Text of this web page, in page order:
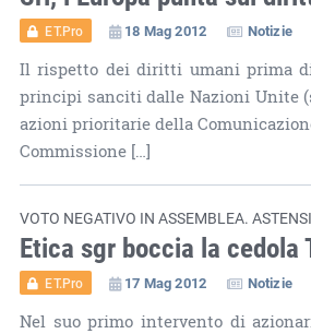
ET.Pro 18 Mag 2012 Notizie
Il rispetto dei diritti umani prima
principi sanciti dalle Nazioni Unite
azioni prioritarie della
Commissione […]
VOTO NEGATIVO IN ASSEMBLEA.
Etica sgr boccia la cedola
ET.Pro 17 Mag 2012 Notizie
Nel suo primo intervento di